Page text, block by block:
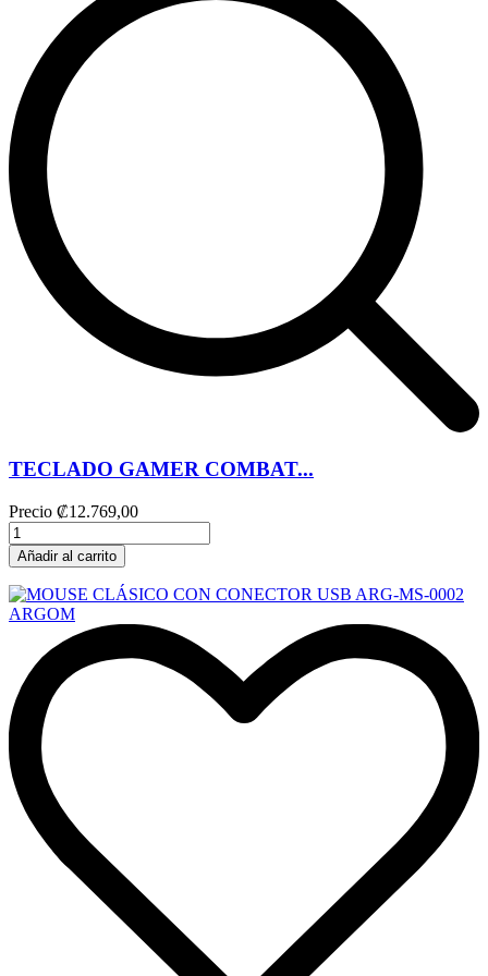
TECLADO GAMER COMBAT...
Precio ₡12.769,00
Añadir al carrito